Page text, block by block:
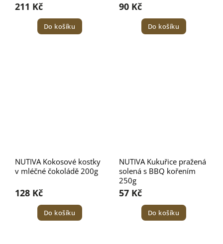
211 Kč
Do košíku
90 Kč
Do košíku
NUTIVA Kokosové kostky
v mléčné čokoládě 200g
128 Kč
Do košíku
NUTIVA Kukuřice pražená
solená s BBQ kořením
250g
57 Kč
Do košíku